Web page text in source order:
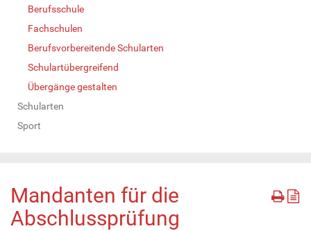
Berufsschule
Fachschulen
Berufsvorbereitende Schularten
Schulartübergreifend
Übergänge gestalten
Schularten
Sport
Mandanten für die
Abschlussprüfung